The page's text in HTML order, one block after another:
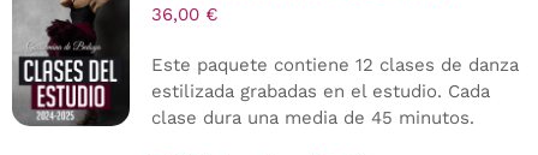
36,00 €
Este paquete contiene 12 clases de danza
estilizada grabadas en el estudio. Cada
clase dura una media de 45 minutos.